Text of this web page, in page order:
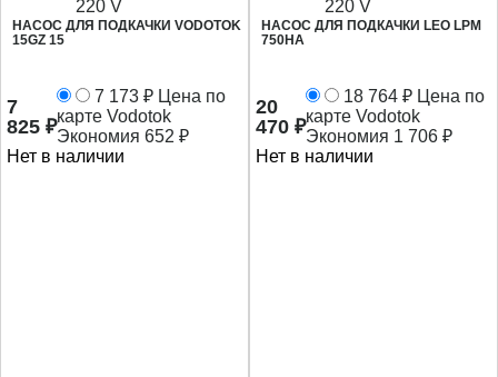
220 V
НАСОС ДЛЯ ПОДКАЧКИ VODOTOK
15GZ 15
7
825 ₽
7 173 ₽ Цена по
карте Vodotok
Экономия 652 ₽
Нет в наличии
220 V
НАСОС ДЛЯ ПОДКАЧКИ LEO LPM
750НА
20
470 ₽
18 764 ₽ Цена по
карте Vodotok
Экономия 1 706 ₽
Нет в наличии